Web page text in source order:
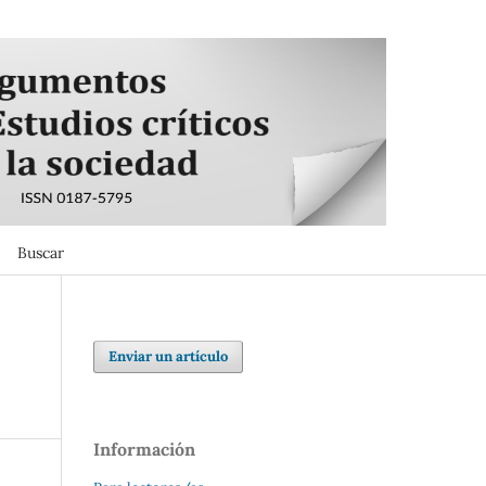
Buscar
Enviar un artículo
Información